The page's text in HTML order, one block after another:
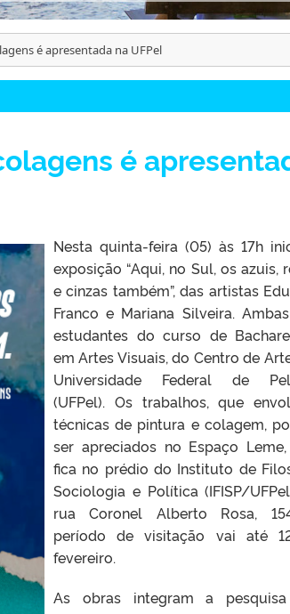
é apresentada na UFPel
é
Nesta quinta-feira (05) às 17h
exposição “Aqui, no Sul, os azuis,
e cinzas também”, das artistas
Franco e Mariana Silveira.
estudantes do curso de
em Artes Visuais, do Centro de
Universidade Federal de
(UFPel). Os trabalhos, que
técnicas de pintura e colagem,
ser apreciados no Espaço
fica no prédio do Instituto de
Sociologia e Política (IFISP/
rua Coronel Alberto Rosa,
período de visitação vai até
fevereiro.
As obras integram a